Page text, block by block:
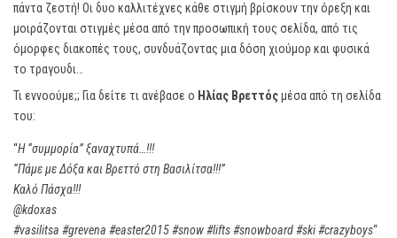
πάντα ζεστή! Οι δυο καλλιτέχνες κάθε στιγμή βρίσκουν την όρεξη και
μοιράζονται στιγμές μέσα από την προσωπική τους σελίδα, από τις
όμορφες διακοπές τους, συνδυάζοντας μια δόση χιούμορ και φυσικά
το τραγουδι…
Τι εννοούμε;; Για δείτε τι ανέβασε ο Ηλίας Βρεττόςμέσα από τη σελίδα
του:
“Η “συμμορία” ξαναχτυπά…!!!
“Πάμε με Δόξα και Βρεττό στη Βασιλίτσα!!!”
Καλό Πάσχα!!!
@kdoxas
‪#‎vasilitsa‬ ‪#‎grevena‬ ‪#‎easter2015‬ ‪#‎snow‬ ‪#‎lifts‬ ‪#‎snowboard‬ ‪#‎ski‬ ‪#‎crazyboys‬“